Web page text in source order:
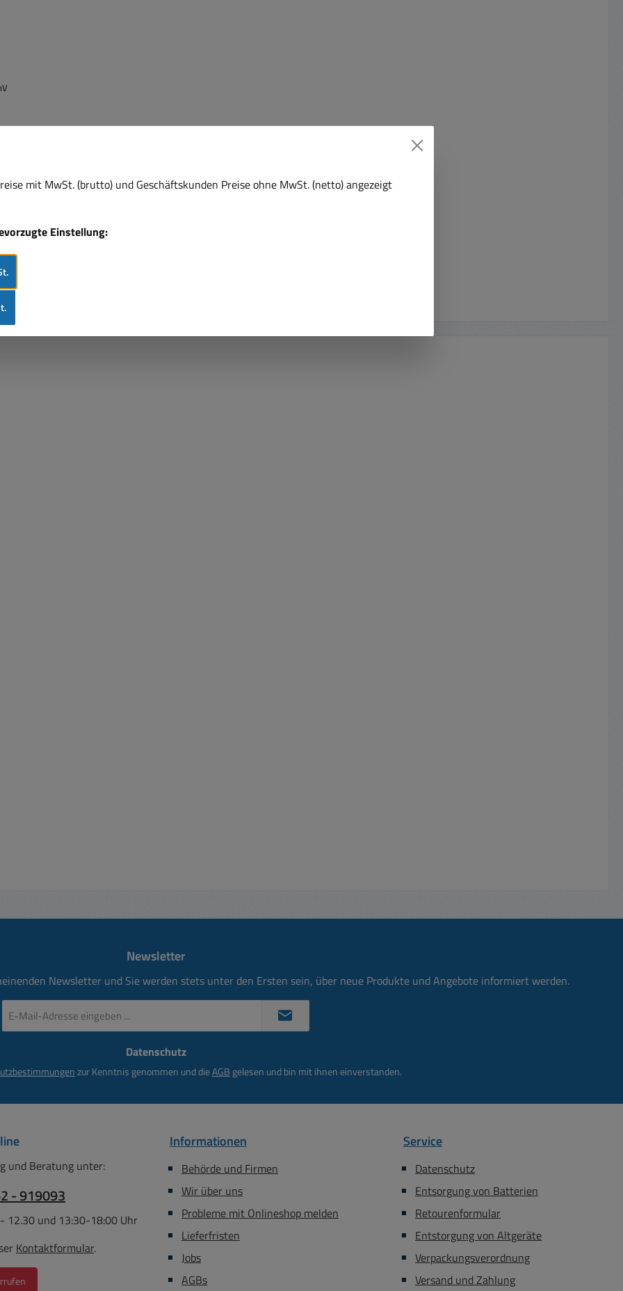
= 20mV
USB-Kabel, Software für Windows
Newsletter
Newsletter und Sie werden stets unter den Ersten sein, über neue Produkte und Angebote informiert werden.
Mail-
Datenschutz
zur Kenntnis genommen und dieAGB gelesen und bin mit ihnen einverstanden.
und Beratung unter:
- 919093
12.30 und 13:30-18:00 Uhr
Kontaktformular.
Informationen
Behörde und Firmen
Wir über uns
Probleme mit Onlineshop melden
Lieferfristen
Jobs
AGBs
Service
Datenschutz
Entsorgung von Batterien
Retourenformular
Entstorgung von Altgeräte
Verpackungsverordnung
Versand und Zahlung
mit MwSt. (brutto) und Geschäftskunden Preise ohne MwSt. (netto) angezeigt
Einstellung: